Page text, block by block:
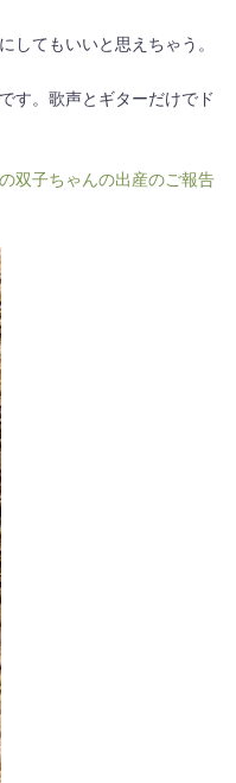
してもいいと思えちゃう。
す。歌声とギターだけでド
双子ちゃんの出産のご報告